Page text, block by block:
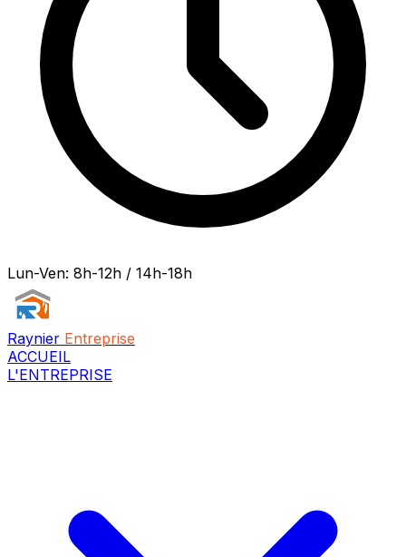
Lun-Ven: 8h-12h / 14h-18h
Raynier Entreprise
ACCUEIL
L'ENTREPRISE